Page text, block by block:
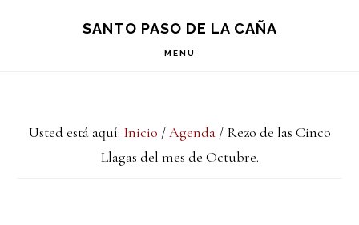
principal
lateral
SANTO PASO DE LA CAÑA
MENU
Usted está aquí: Inicio / Agenda /Rezo de las Cinco
Llagas del mes de Octubre.